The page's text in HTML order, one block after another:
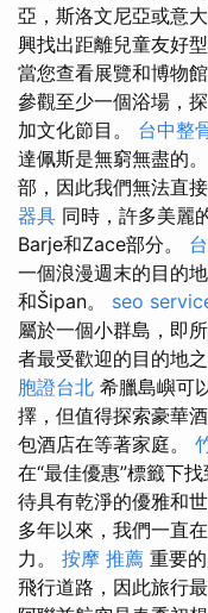
亞，斯洛文尼亞或意
興找出距離兒童友好
當您查看展覽和博物
參觀至少一個浴場，
加文化節目。 台中整
達佩斯是無窮無盡的。
部，因此我們無法直
器具 同時，許多美麗
Barje和Zace部分。
一個浪漫週末的目的
和Šipan。 seo
屬於一個小群島，即
者最受歡迎的目的地
胞證台北 希臘島嶼可
擇，但值得探索豪華
包酒店在等著家庭。
在“最佳優惠”標籤下
待具有乾淨的優雅和
多年以來，我們一直
力。 按摩 推薦 重要
飛行道路，因此旅行